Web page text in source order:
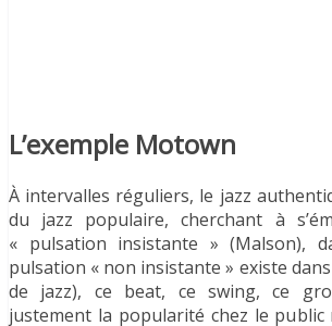
L’exemple Motown
À intervalles réguliers, le jazz
du jazz populaire, cherchant à
« pulsation insistante » (Malson),
pulsation « non insistante » existe
de jazz), ce beat, ce swing, ce
justement la popularité chez le